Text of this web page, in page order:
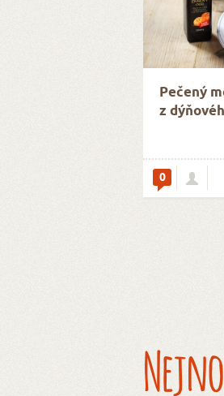
Pečený
z
0